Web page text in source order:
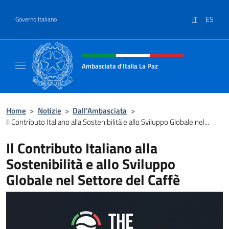
Governo Italiano IT ES
Intestazione sito, social e menù
Ambasciata d'Italia La Paz
Home > Notizie > Dall’Ambasciata >
Il Contributo Italiano alla Sostenibilità e allo Sviluppo Globale nel...
Il Contributo Italiano alla
Sostenibilità e allo Sviluppo
Globale nel Settore del Caffè